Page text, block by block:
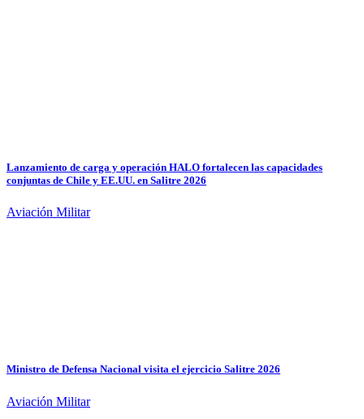
Lanzamiento de carga y operación HALO fortalecen las capacidades
conjuntas de Chile y EE.UU. en Salitre 2026
Aviación Militar
Ministro de Defensa Nacional visita el ejercicio Salitre 2026
Aviación Militar